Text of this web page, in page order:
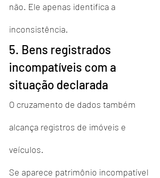
não. Ele apenas identifica a
inconsistência.
5. Bens registrados
incompatíveis com a
situação declarada
O cruzamento de dados também
alcança registros de imóveis e
veículos.
Se aparece patrimônio incompatível